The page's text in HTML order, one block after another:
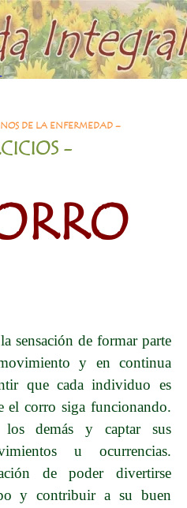
DE LA ENFERMEDAD –
-
sensación de formar parte
y en continua
que cada individuo es
el corro siga funcionando.
los demás y captar sus
u ocurrencias.
de poder divertirse
y contribuir a su buen